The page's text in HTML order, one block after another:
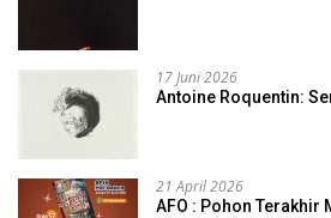
17 Juni 2026
Antoine Roquentin:
21 April 2026
AFO : Pohon Terakhir